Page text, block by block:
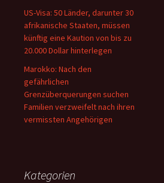
US-Visa: 50 Länder, darunter 30
afrikanische Staaten, müssen
künftig eine Kaution von bis zu
20.000 Dollar hinterlegen
Marokko: Nach den
gefährlichen
Grenzüberquerungen suchen
Familien verzweifelt nach ihren
vermissten Angehörigen
Kategorien